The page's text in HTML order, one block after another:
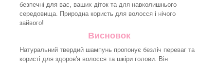
безпечні для вас, ваших діток та для навколишнього
середовища. Природна користь для волосся і нічого
зайвого!
Висновок
Натуральний твердий шампунь пропонує безліч переваг та
користі для здоров'я волосся та шкіри голови. Він